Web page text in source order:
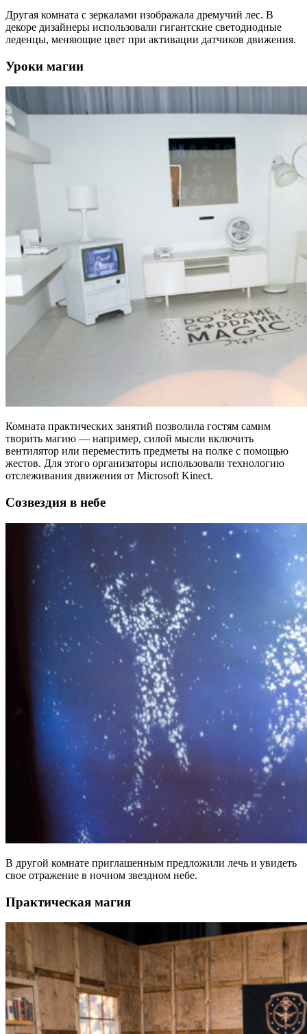
Другая комната с зеркалами изображала дремучий лес. В
декоре дизайнеры использовали гигантские светодиодные
леденцы, меняющие цвет при активации датчиков движения.
Уроки магии
Комната практических занятий позволила гостям самим
творить магию — например, силой мысли включить
вентилятор или переместить предметы на полке с помощью
жестов. Для этого организаторы использовали технологию
отслеживания движения от Microsoft Kinect.
Созвездия в небе
В другой комнате приглашенным предложили лечь и увидеть
свое отражение в ночном звездном небе.
Практическая магия